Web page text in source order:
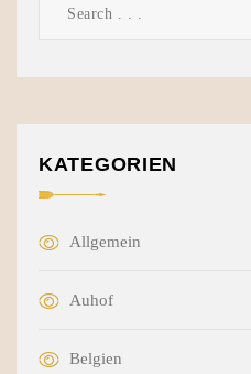
KATEGORIEN
Allgemein
Auhof
Belgien